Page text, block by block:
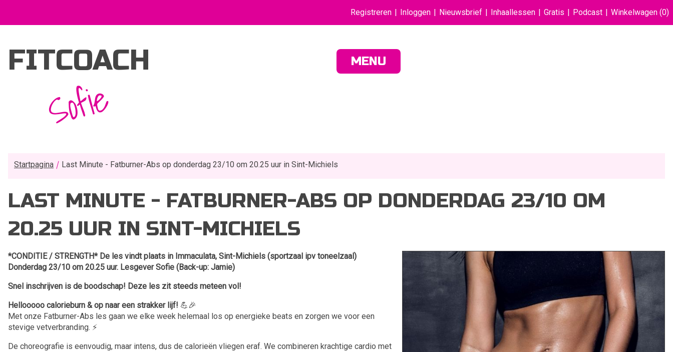
Registreren Inloggen Nieuwsbrief Inhaallessen Gratis Podcast Winkelwagen (0)
FITCOACH
Sofie
MENU
Startpagina Last Minute - Fatburner-Abs op donderdag 23/10 om 20.25 uur in Sint-Michiels
LAST MINUTE - FATBURNER-ABS OP DONDERDAG 23/10 OM
20.25 UUR IN SINT-MICHIELS
*CONDITIE / STRENGTH* De les vindt plaats in Immaculata, Sint-Michiels (sportzaal ipv toneelzaal)
Donderdag 23/10 om 20.25 uur. Lesgever Sofie (Back-up: Jamie)
Snel inschrijven is de boodschap! Deze les zit steeds meteen vol!
Hellooooo calorieburn & op naar een strakker lijf! 💪🎉
Met onze Fatburner-Abs les gaan we elke week helemaal los op energieke beats en zorgen we voor een
stevige vetverbranding. ⚡️
De choreografie is eenvoudig, maar intens, dus de calorieën vliegen eraf. We combineren krachtige cardio met